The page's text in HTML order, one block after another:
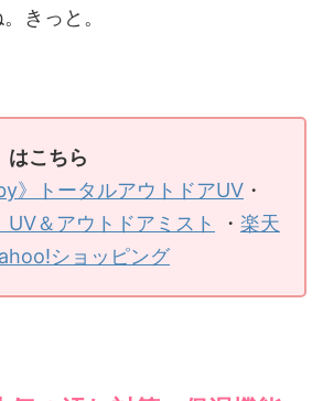
きっと。
はこちら
》トータルアウトドアUV ・
UV＆アウトドアミスト
・ 楽天
ショッピング